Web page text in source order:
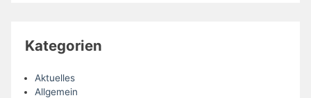
Kategorien
Aktuelles
Allgemein